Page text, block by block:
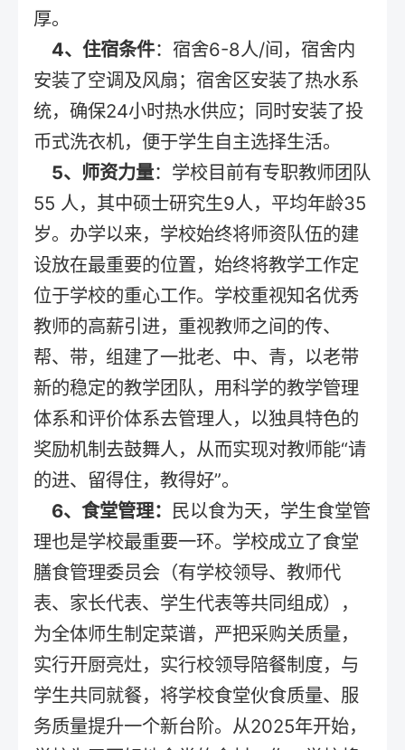
厚。
4、住宿条件：宿舍6-8人/间，宿舍内
安装了空调及风扇；宿舍区安装了热水系
统，确保24小时热水供应；同时安装了投
币式洗衣机，便于学生自主选择生活。
5、师资力量：学校目前有专职教师团队
55 人，其中硕士研究生9人，平均年龄35
岁。办学以来，学校始终将师资队伍的建
设放在最重要的位置，始终将教学工作定
位于学校的重心工作。学校重视知名优秀
教师的高薪引进，重视教师之间的传、
帮、带，组建了一批老、中、青，以老带
新的稳定的教学团队，用科学的教学管理
体系和评价体系去管理人，以独具特色的
奖励机制去鼓舞人，从而实现对教师能“请
的进、留得住，教得好”。
6、食堂管理： 民以食为天，学生食堂管
理也是学校最重要一环。学校成立了食堂
膳食管理委员会（有学校领导、教师代
表、家长代表、学生代表等共同组成），
为全体师生制定菜谱，严把采购关质量，
实行开厨亮灶，实行校领导陪餐制度，与
学生共同就餐，将学校食堂伙食质量、服
务质量提升一个新台阶。从2025年开始，